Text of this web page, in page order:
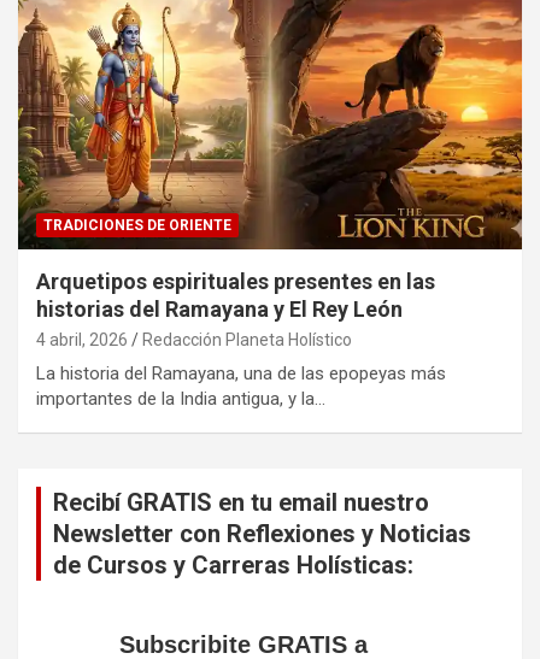
TRADICIONES DE ORIENTE
Arquetipos espirituales presentes en las
historias del Ramayana y El Rey León
4 abril, 2026 Redacción Planeta Holístico
La historia del Ramayana, una de las epopeyas más
importantes de la India antigua, y la…
Recibí GRATIS en tu email nuestro
Newsletter con Reflexiones y Noticias
de Cursos y Carreras Holísticas:
Subscribite GRATIS a